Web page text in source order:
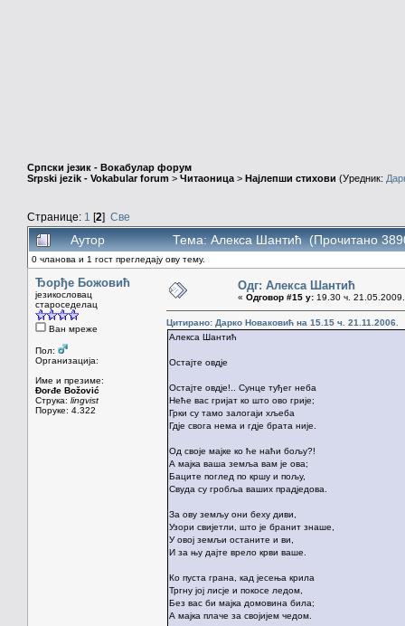
Српски језик - Вокабулар форум
Srpski jezik - Vokabular forum > Читаоница > Најлепши стихови (Уредник:
Странице: 1 [2] Све
Аутор Тема: Алекса Шантић (Прочитано
0 чланова и 1 гост прегледају ову тему.
Ђорђе Божовић
језикословац
староседелац
Ван мреже
Пол:
Организација:
Име и презиме:
Đorđe Božović
Струка: lingvist
Поруке: 4.322
Одг: Алекса Шантић
« Одговор #15 у: 19.30 ч.
Цитирано: Дарко Новаковић на 15.15 ч. 21.11.2006.
Алекса Шантић
Остајте овдје
Остајте овдје!.. Сунце туђег неба
Неће вас гријат ко што ово грије;
Грки су тамо залогаји хљеба
Гдје свога нема и гдје брата није.
Од своје мајке ко ће наћи бољу?!
А мајка ваша земља вам је ова;
Баците поглед по кршу и пољу,
Свуда су гробља ваших прадједова.
За ову земљу они беху диви,
Узори свијетли, што је бранит знаше,
У овој земљи останите и ви,
И за њу дајте врело крви ваше.
Ко пуста грана, кад јесења крила
Тргну јој лисје и покосе ледом,
Без вас би мајка домовина била;
А мајка плаче за својијем чедом.